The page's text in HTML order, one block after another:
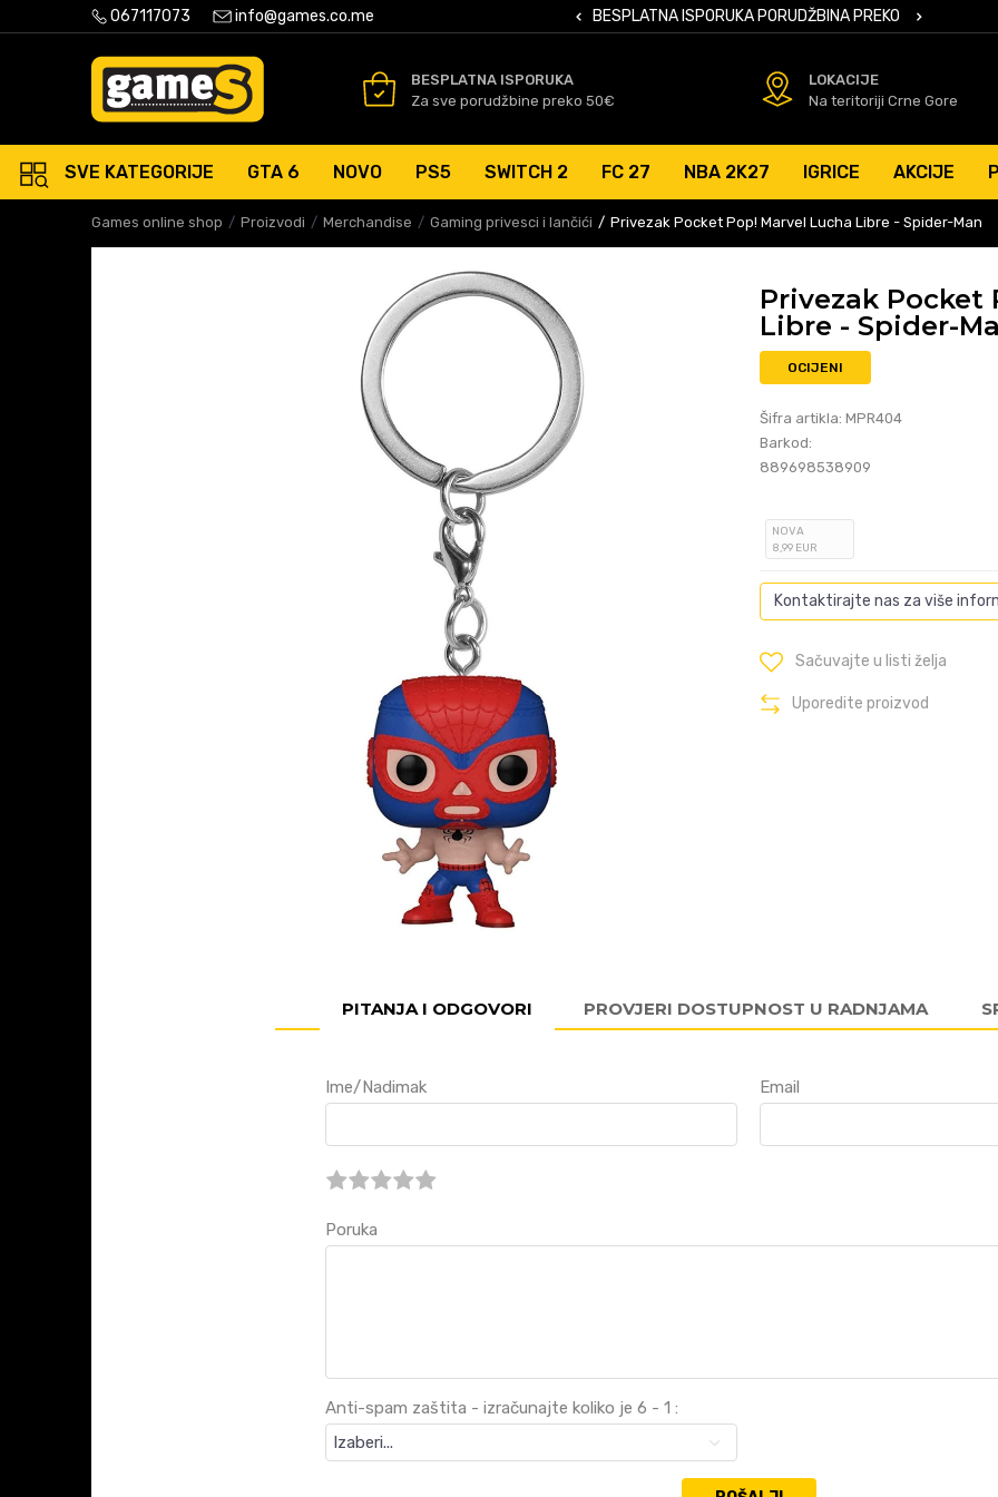
067117073 info@games.co.me
ISPORUKA PORUDŽBINA PREKO 50 EURSIGURNO PLAĆANJE PLATNIM KARTICAMA BESPLATNA ISPORUKA PORUDŽBINA PREKO 50 EURSIGURNO
BESPLATNA ISPORUKA
Za sve porudžbine preko 50€
LOKACIJE
Na teritoriji Crne Gore
SVE KATEGORIJE GTA 6 NOVO PS5 SWITCH 2 FC 27 NBA 2K27 IGRICE AKCIJE
Games online shop Proizvodi Merchandise Gaming privesci i lančići Privezak Pocket Pop! Marvel Lucha Libre - Spider-Man
Privezak Pocket
Libre - Spider-
OCIJENI
Šifra artikla: MPR404
Barkod:
889698538909
NOVA
8,99 EUR
Kontaktirajte nas za više
Sačuvajte u listi želja
Uporedite proizvod
PITANJA I ODGOVORI PROVJERI DOSTUPNOST U RADNJAMA
Ime/Nadimak Email
Poruka
Anti-spam zaštita - izračunajte koliko je 6 - 1 :